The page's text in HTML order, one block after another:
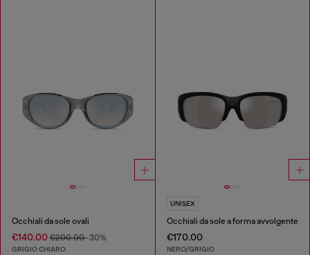
Occhiali da sole ovali
€140.00 €200.00-30%
GRIGIO CHIARO
UNISEX
Occhiali da sole a forma avvolgente
€170.00
NERO/GRIGIO